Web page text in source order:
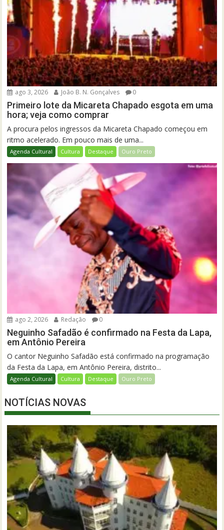
ago 3, 2026 João B. N. Gonçalves 0
Primeiro lote da Micareta Chapado esgota em uma
hora; veja como comprar
A procura pelos ingressos da Micareta Chapado começou em
ritmo acelerado. Em pouco mais de uma...
Agenda Cultural Cultura Destaque Ouro Preto
ago 2, 2026 Redação 0
Neguinho Safadão é confirmado na Festa da Lapa,
em Antônio Pereira
O cantor Neguinho Safadão está confirmado na programação
da Festa da Lapa, em Antônio Pereira, distrito...
Agenda Cultural Cultura Destaque Ouro Preto
NOTÍCIAS NOVAS